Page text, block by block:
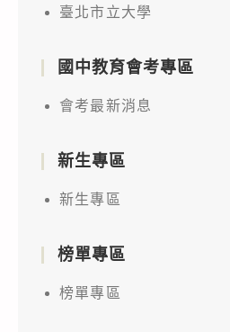
臺北市立大學
國中教育會考專區
會考最新消息
新生專區
新生專區
榜單專區
榜單專區